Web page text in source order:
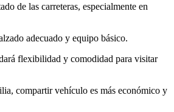
de las carreteras, especialmente en
adecuado y equipo básico.
flexibilidad y comodidad para visitar
compartir vehículo es más económico y